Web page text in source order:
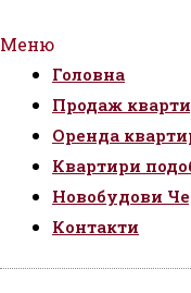
Меню
Головна
Продаж
Оренда
Квартири
Новобудови
Контакти